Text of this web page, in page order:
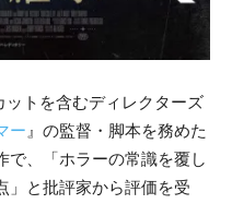
トを含むディレクターズ
ー 』の監督・脚本を務めた
で、「ホラーの常識を覆し
」と批評家から評価を受